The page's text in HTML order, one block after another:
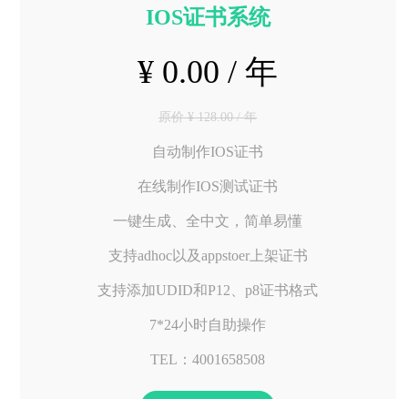
IOS证书系统
¥ 0.00 / 年
原价 ¥ 128.00 / 年
自动制作IOS证书
在线制作IOS测试证书
一键生成、全中文，简单易懂
支持adhoc以及appstoer上架证书
支持添加UDID和P12、p8证书格式
7*24小时自助操作
TEL：4001658508